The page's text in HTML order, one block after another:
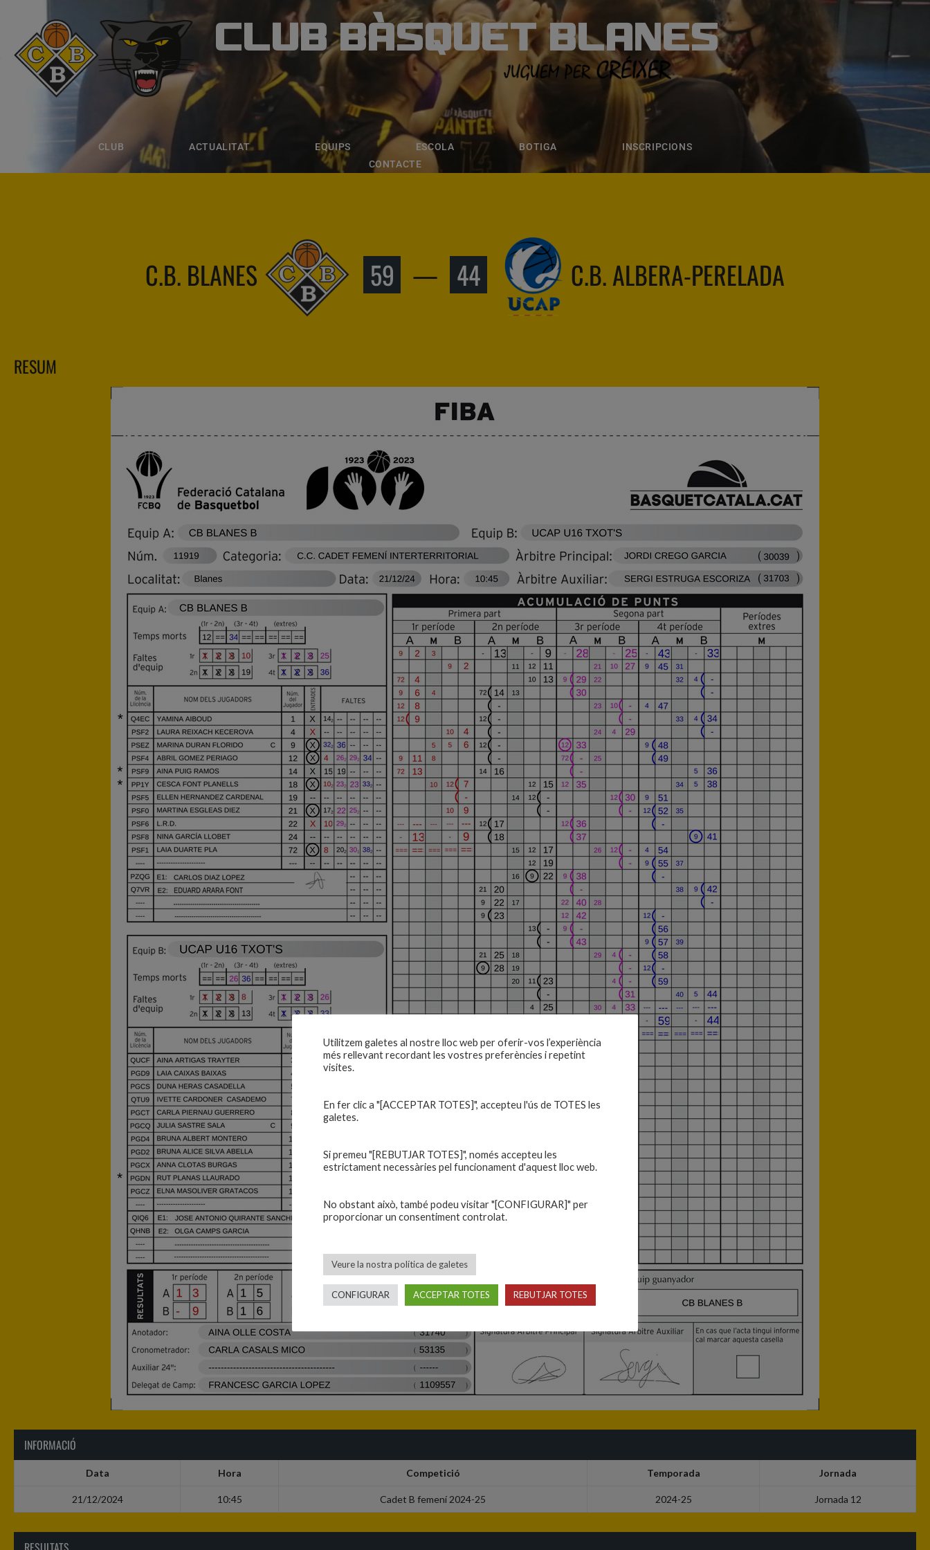
CLUB BÀSQUET BLANES
CLUB ACTUALITAT EQUIPS ESCOLA BOTIGA
INSCRIPCIONS
CONTACTE
CLUB BÀSQUET BLANES
ACTUALITAT ESCOLA BOTIGA INSCRIPCIONS
C.B. BLANES 59 — 44 C.B. ALBERA-PERELADA
RESUM
INFORMACIÓ
Data Hora Competició Temporada Jornada
21/12/2024 10:45 Cadet B femení 2024-25 2024-25 Jornada 12
Utilitzem galetes al nostre lloc web per oferir-vos l’experiència
més rellevant recordant les vostres preferències i repetint
visites.
En fer clic a "[ACCEPTAR TOTES]", accepteu l'ús de TOTES les
galetes.
Si premeu "[REBUTJAR TOTES]", només accepteu les
estrictament necessàries pel funcionament d'aquest lloc web.
No obstant això, també podeu visitar "[CONFIGURAR]" per
proporcionar un consentiment controlat.
Veure la nostra política de galetes
CONFIGURAR ACCEPTAR TOTES REBUTJAR TOTES